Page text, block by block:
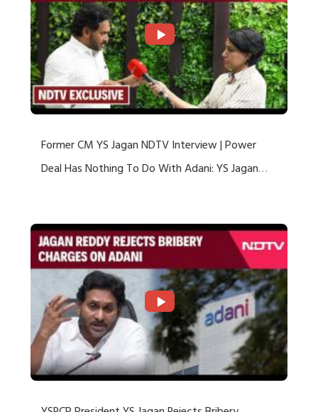
Former CM YS Jagan NDTV Interview | Power
Deal Has Nothing To Do With Adani: YS Jagan